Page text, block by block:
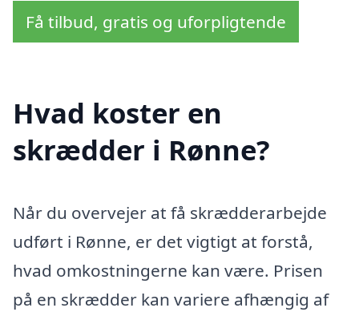
Få tilbud, gratis og uforpligtende
Hvad koster en
skrædder i Rønne?
Når du overvejer at få skrædderarbejde
udført i Rønne, er det vigtigt at forstå,
hvad omkostningerne kan være. Prisen
på en skrædder kan variere afhængig af